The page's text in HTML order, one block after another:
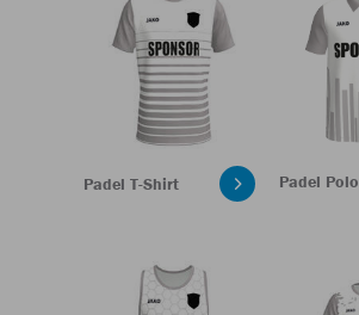
Padel T-Shirt Padel Polo